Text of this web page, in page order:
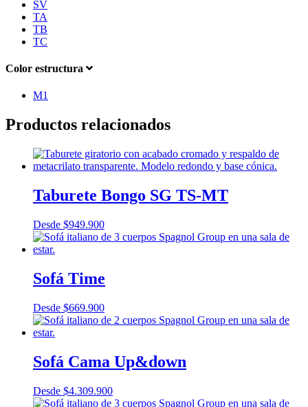
SV
TA
TB
TC
Color estructura
M1
Productos relacionados
Taburete Bongo SG TS-MT
Desde $949.900
Sofá Time
Desde $669.900
Sofá Cama Up&down
Desde $4.309.900